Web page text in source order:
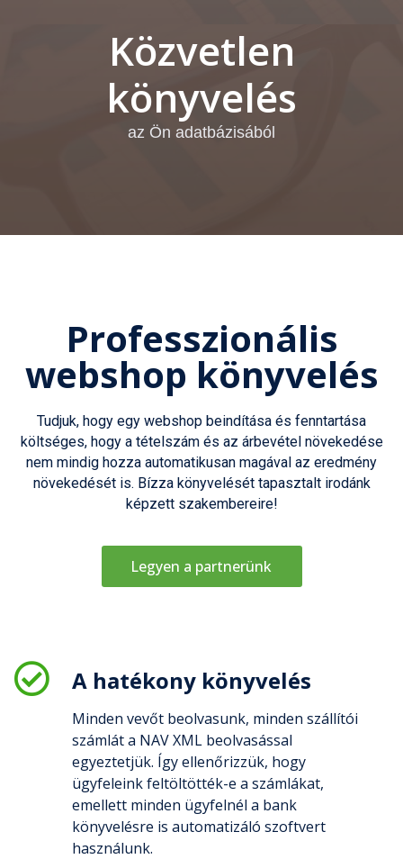
Közvetlen
könyvelés
az Ön adatbázisából
Professzionális
webshop könyvelés
Tudjuk, hogy egy webshop beindítása és fenntartása
költséges, hogy a tételszám és az árbevétel növekedése
nem mindig hozza automatikusan magával az eredmény
növekedését is. Bízza könyvelését tapasztalt irodánk
képzett szakembereire!
Legyen a partnerünk
A hatékony könyvelés
Minden vevőt beolvasunk, minden szállítói
számlát a NAV XML beolvasással
egyeztetjük. Így ellenőrizzük, hogy
ügyfeleink feltöltötték-e a számlákat,
emellett minden ügyfelnél a bank
könyvelésre is automatizáló szoftvert
használunk.